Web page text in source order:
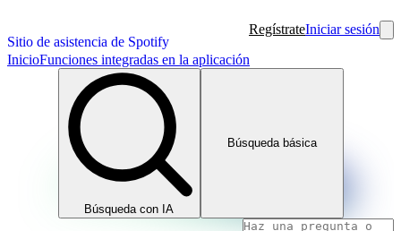
Sitio de asistencia de Spotify
RegístrateIniciar sesión
InicioFunciones integradas en la aplicación
Búsqueda con IA
Búsqueda básica